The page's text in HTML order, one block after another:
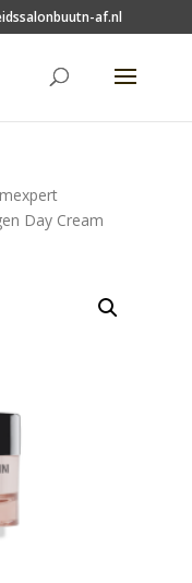
af.nl
Day Cream